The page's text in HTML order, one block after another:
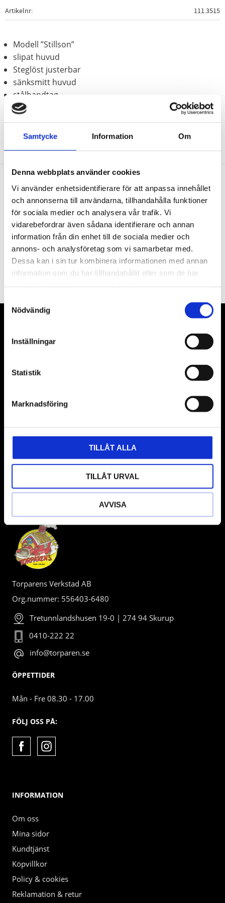
Samtycke Information Om
Denna webbplats använder cookies
Vi använder enhetsidentifierare för att anpassa innehållet
och annonserna till användarna, tillhandahålla funktioner
för sociala medier och analysera vår trafik. Vi
vidarebefordrar även sådana identifierare och annan
information från din enhet till de sociala medier och
annons- och analysföretag som vi samarbetar med.
Dessa kan i sin tur kombinera informationen med annan
information som du har tillhandahållit eller som de har
Nödvändig
Inställningar
Statistik
Marknadsföring
TILLÅT ALLA
TILLÅT URVAL
AVVISA
Artikelnr 111.3515
Modell ”Stillson”
slipat huvud
Steglöst justerbar
sänksmitt huvud
stålhandtag
Nyhetsbrev
PRENUMERERA
Dina personuppgifter behandlas i enlighet med vårintegritetspolicy
Våra främsta leverantörer är KS Tools verktyg, ATH billyftar
& däckmaskiner och Master luftmaskiner. Kontakta oss
gärna om vad som helst då vi gör vårt yttersta för att hjälpa
Torparens Verkstad AB
Org.nummer: 556403-6480
Tretunnlandshusen 19-0 | 274 94 Skurup
0410-222 22
info@torparen.se
ÖPPETTIDER
Mån - Fre 08.30 - 17.00
FÖLJ OSS PÅ:
INFORMATION
Om oss
Mina sidor
Kundtjänst
Köpvillkor
Policy & cookies
Reklamation & retur